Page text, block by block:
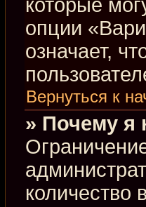
которые
опции
означает,
Вернуться к
» Почему я
количество